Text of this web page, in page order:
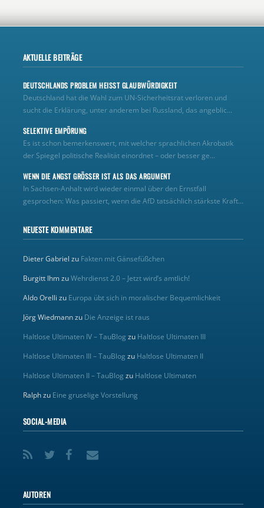
AKTUELLE BEITRÄGE
DEUTSCHLANDS PROBLEM HEISST GLAUBWÜRDIGKEIT
Deutschland hat die Wahl zum UN‑Sicherheitsrat verloren und
sucht die Erklärung, unter anderem bei Russland, das angeblic...
SELEKTIVE EMPÖRUNG
Es ist schon bemerkenswert, mit welcher sprachlichen Akrobatik
der Spiegel politische Realität einordnet – oder besser ge...
WENN DIE ANGST GRÖSSER IST ALS DAS ARGUMENT
In Sachsen-Anhalt wird wieder einmal über den Ernstfall
gesprochen: Was passiert, wenn die AfD tatsächlich stärkste Kraft...
NEUESTE KOMMENTARE
Dieter Gabriel zu Fakten mit Gänsefüßchen
Burgitt IhmzuWehrdienst 2.0 – Jetzt wird’s amtlich!
Aldo Orelli zu Europa übt sich in moralischer Bequemlichkeit
Jörg Wiedmannzu Die Anzeige ist raus
Haltlose Ultimaten IV – TauBlog zu Haltlose Ultimaten III
Haltlose Ultimaten III – TauBlog zu Haltlose Ultimaten II
Haltlose Ultimaten II – TauBlog zu Haltlose Ultimaten
Ralphzu Eine gruselige Vorstellung
SOCIAL-MEDIA
AUTOREN